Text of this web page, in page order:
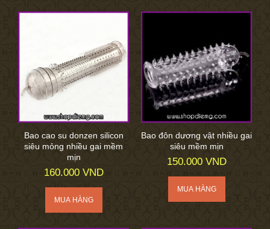
Bao cao su donzen silicon
siêu mỏng nhiều gai mềm
mịn
160.000 VND
Bao đôn dương vật nhiều gai
siêu mềm mịn
150.000 VND